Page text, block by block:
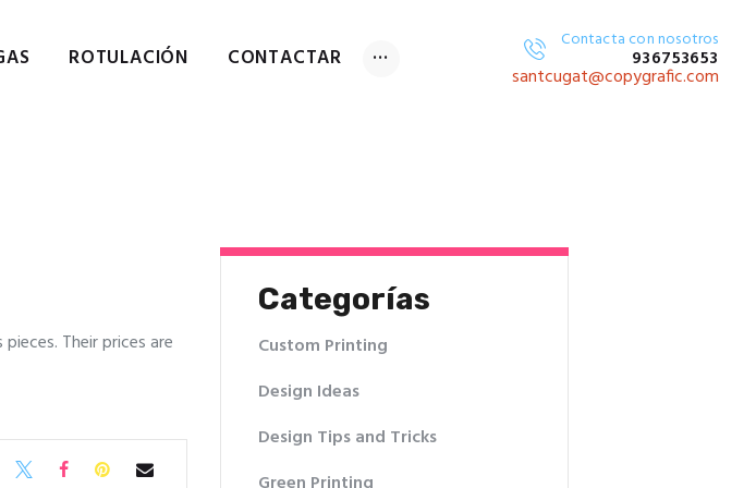
ROTULACIÓN CONTACTAR
Contacta con nosotros
936753653
santcugat@copygrafic.com
DIGITAL
Their prices are
Categorías
Custom Printing
Design Ideas
Design Tips and Tricks